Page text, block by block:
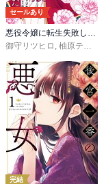
セールあり
悪役令嬢に転生失敗して勝ちヒロインになってしまいました
御守リツヒロ , 柚原テイル
完結